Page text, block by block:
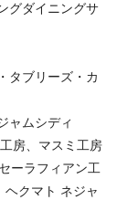
グダイニングサ
タブリーズ・カ
ャムシディ
房、マスミ工房
ーラフィアン工
クマト ネジャ